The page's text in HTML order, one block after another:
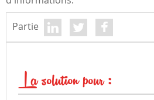
Partie
La solution pour :